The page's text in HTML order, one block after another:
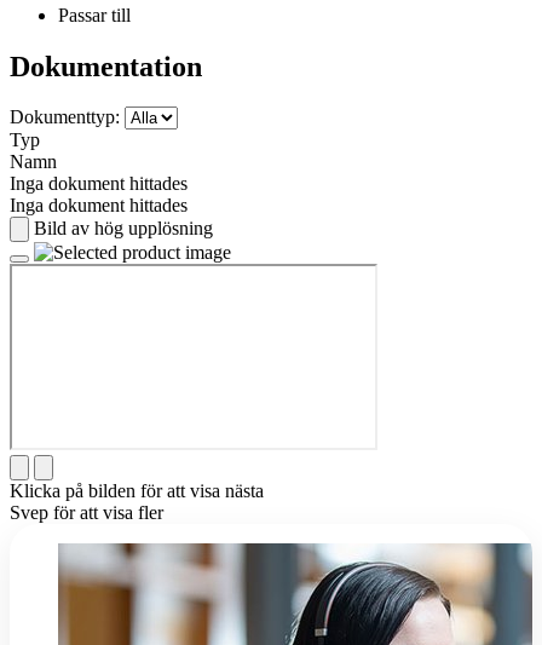
Passar till
Dokumentation
Dokumenttyp:
Typ
Namn
Inga dokument hittades
Inga dokument hittades
Bild av hög upplösning
Klicka på bilden för att visa nästa
Svep för att visa fler